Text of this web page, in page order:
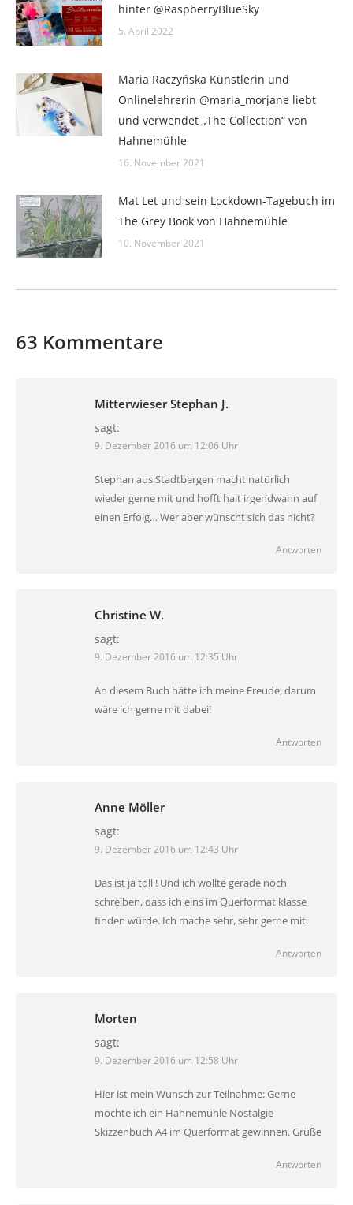
hinter @RaspberryBlueSky
5. April 2022
Maria Raczyńska Künstlerin und
Onlinelehrerin @maria_morjane liebt
und verwendet „The Collection“ von
Hahnemühle
16. November 2021
Mat Let und sein Lockdown-Tagebuch im
The Grey Book von Hahnemühle
10. November 2021
63 Kommentare
Mitterwieser Stephan J.
sagt:
9. Dezember 2016 um 12:06 Uhr
Stephan aus Stadtbergen macht natürlich
wieder gerne mit und hofft halt irgendwann auf
einen Erfolg… Wer aber wünscht sich das nicht?
Antworten
Christine W.
sagt:
9. Dezember 2016 um 12:35 Uhr
An diesem Buch hätte ich meine Freude, darum
wäre ich gerne mit dabei!
Antworten
Anne Möller
sagt:
9. Dezember 2016 um 12:43 Uhr
Das ist ja toll ! Und ich wollte gerade noch
schreiben, dass ich eins im Querformat klasse
finden würde. Ich mache sehr, sehr gerne mit.
Antworten
Morten
sagt:
9. Dezember 2016 um 12:58 Uhr
Hier ist mein Wunsch zur Teilnahme: Gerne
möchte ich ein Hahnemühle Nostalgie
Skizzenbuch A4 im Querformat gewinnen. Grüße
Antworten